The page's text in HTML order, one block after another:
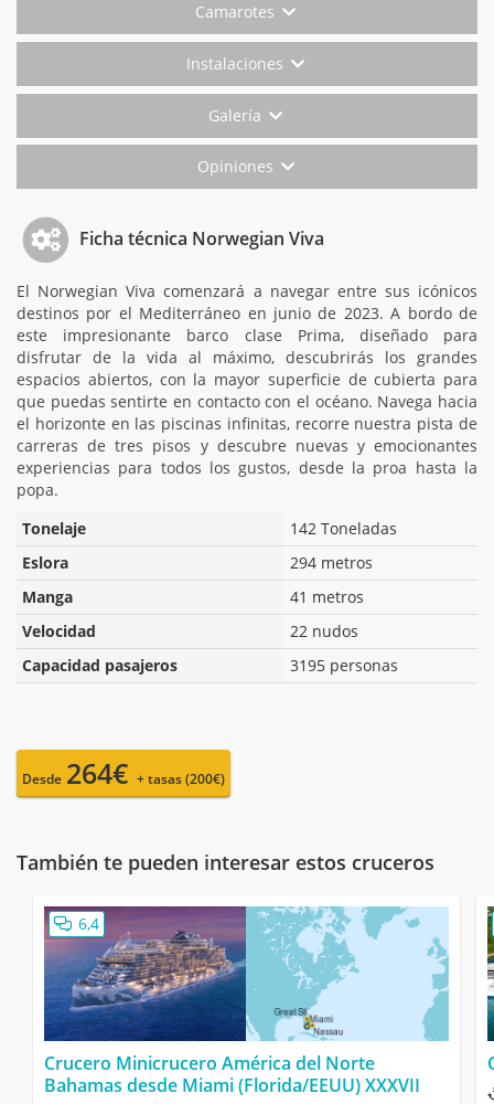
Camarotes
Instalaciones
Galería
Opiniones
Ficha técnica Norwegian Viva
El Norwegian Viva comenzará a navegar entre sus icónicos
destinos por el Mediterráneo en junio de 2023. A bordo de
este impresionante barco clase Prima, diseñado para
disfrutar de la vida al máximo, descubrirás los grandes
espacios abiertos, con la mayor superficie de cubierta para
que puedas sentirte en contacto con el océano. Navega hacia
el horizonte en las piscinas infinitas, recorre nuestra pista de
carreras de tres pisos y descubre nuevas y emocionantes
experiencias para todos los gustos, desde la proa hasta la
popa.
Tonelaje
142 Toneladas
Eslora
294 metros
Manga
41 metros
Velocidad
22 nudos
Capacidad pasajeros
3195 personas
Desde 264€ + tasas (200€)
También te pueden interesar estos cruceros
6,4
Crucero Minicrucero América del Norte
Bahamas desde Miami (Florida/EEUU) XXXVII